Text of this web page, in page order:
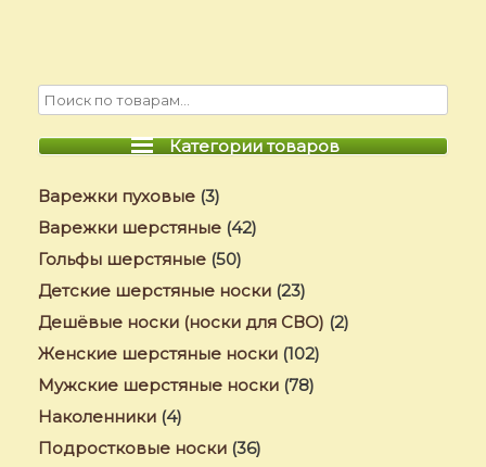
Категории товаров
Варежки пуховые (3)
Варежки шерстяные (42)
Гольфы шерстяные (50)
Детские шерстяные носки (23)
Дешёвые носки (носки для СВО) (2)
Женские шерстяные носки (102)
Мужские шерстяные носки (78)
Наколенники (4)
Подростковые носки (36)